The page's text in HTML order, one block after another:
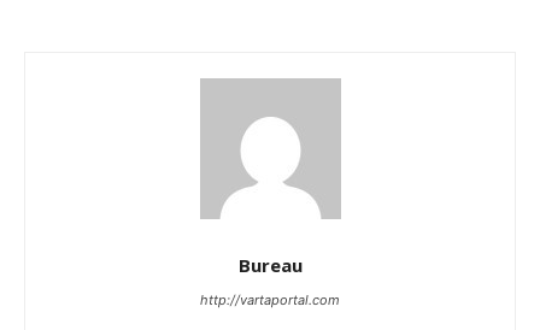
Bureau
http://vartaportal.com